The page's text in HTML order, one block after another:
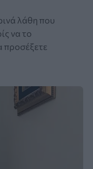
λάθη που
να το
προσέξετε